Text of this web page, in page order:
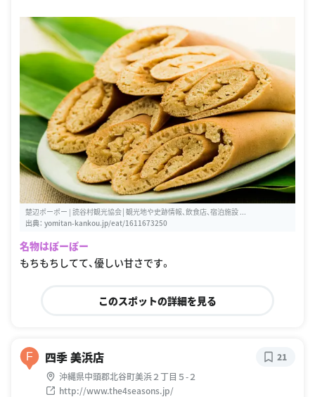
楚辺ポーポー | 読谷村観光協会│観光地や史跡情報、飲食店、宿泊施設 ...
出典： yomitan-kankou.jp/eat/1611673250
名物はぽーぽー
もちもちしてて、優しい甘さです。
このスポットの詳細を見る
F 四季 美浜店
沖縄県中頭郡北谷町美浜２丁目５-２
http://www.the4seasons.jp/
21